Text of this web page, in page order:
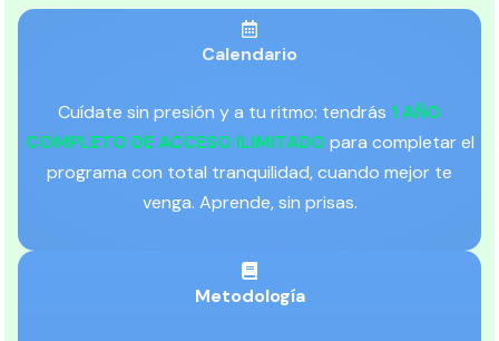
Calendario
Cuídate sin presión y a tu ritmo: tendrás 1 AÑO
COMPLETO DE ACCESO ILIMITADO para completar el
programa con total tranquilidad, cuando mejor te
venga. Aprende, sin prisas.
Metodología